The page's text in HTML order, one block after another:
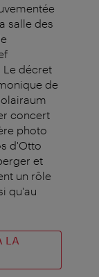
salle des
Le décret
de
concert
photo
d'Otto
et
un rôle
qu'au
LA